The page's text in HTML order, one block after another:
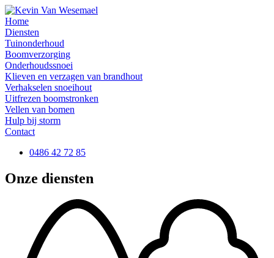
Home
Diensten
Tuinonderhoud
Boomverzorging
Onderhoudssnoei
Klieven en verzagen van brandhout
Verhakselen snoeihout
Uitfrezen boomstronken
Vellen van bomen
Hulp bij storm
Contact
0486 42 72 85
Onze diensten